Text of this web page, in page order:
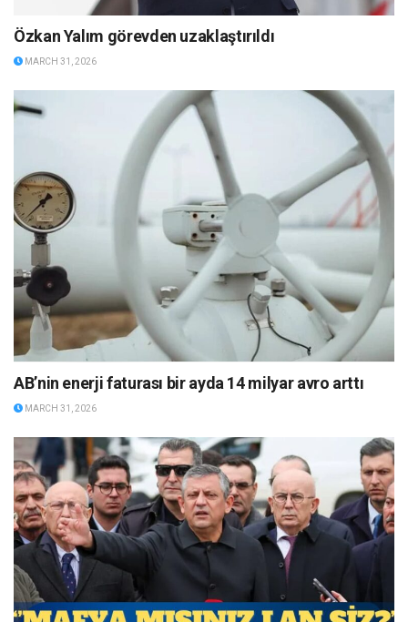
Özkan Yalım görevden uzaklaştırıldı
MARCH 31, 2026
AB’nin enerji faturası bir ayda 14 milyar avro arttı
MARCH 31, 2026